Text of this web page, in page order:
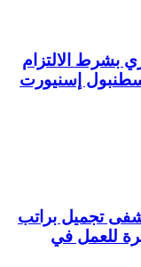
بشرط الالتزام
إسنيورت
تجميل براتب
للعمل في